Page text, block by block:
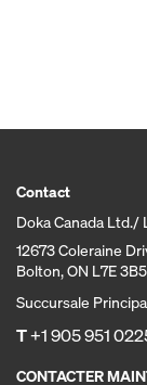
Contact
Doka Canada Ltd./
12673 Coleraine
Bolton, ON L7E 3B5
Succursale
T+1 905 951
CONTACTER